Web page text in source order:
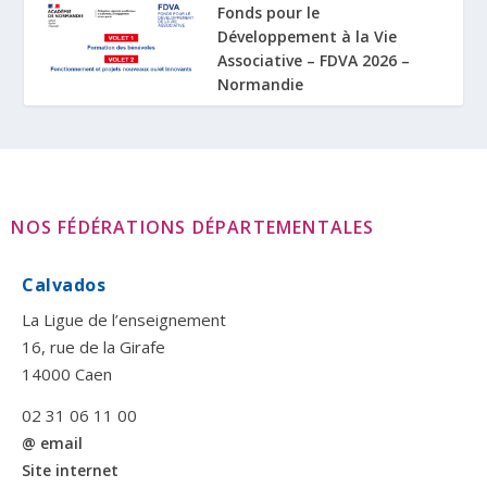
Fonds pour le
Développement à la Vie
Associative – FDVA 2026 –
Normandie
NOS FÉDÉRATIONS DÉPARTEMENTALES
Calvados
La Ligue de l’enseignement
16, rue de la Girafe
14000 Caen
02 31 06 11 00
@ email
Site internet